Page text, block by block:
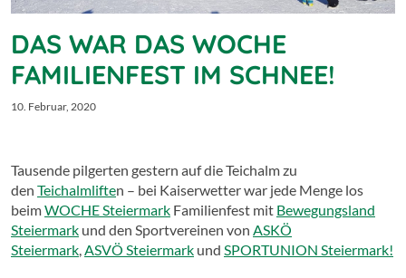
DAS WAR DAS WOCHE
FAMILIENFEST IM SCHNEE!
10. Februar, 2020
Tausende pilgerten gestern auf die Teichalm zu
den Teichalmliften – bei Kaiserwetter war jede Menge los
beimWOCHE Steiermark Familienfest mit Bewegungsland
Steiermark und den Sportvereinen von ASKÖ
Steiermark ASVÖ Steiermark und SPORTUNION Steiermark!